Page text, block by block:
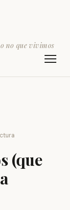
no que vivimos
(que